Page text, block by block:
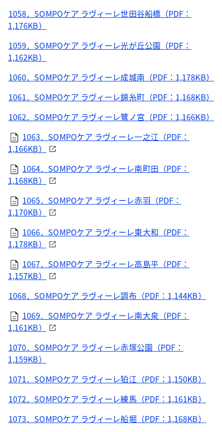
1058．SOMPOケア ラヴィーレ世田谷船橋（PDF：
1,176KB）
1059．SOMPOケア ラヴィーレ光が丘公園（PDF：
1,162KB）
1060．SOMPOケア ラヴィーレ成城南（PDF：1,178KB）
1061．SOMPOケア ラヴィーレ錦糸町（PDF：1,168KB）
1062．SOMPOケア ラヴィーレ鷺ノ宮（PDF：1,166KB）
1063．SOMPOケア ラヴィーレ一之江（PDF：
1,166KB）
1064．SOMPOケア ラヴィーレ南町田（PDF：
1,168KB）
1065．SOMPOケア ラヴィーレ赤羽（PDF：
1,170KB）
1066．SOMPOケア ラヴィーレ東大和（PDF：
1,178KB）
1067．SOMPOケア ラヴィーレ高島平（PDF：
1,157KB）
1068．SOMPOケア ラヴィーレ調布（PDF：1,144KB）
1069．SOMPOケア ラヴィーレ南大泉（PDF：
1,161KB）
1070．SOMPOケア ラヴィーレ赤塚公園（PDF：
1,159KB）
1071．SOMPOケア ラヴィーレ狛江（PDF：1,150KB）
1072．SOMPOケア ラヴィーレ練馬（PDF：1,161KB）
1073．SOMPOケア ラヴィーレ船堀（PDF：1,168KB）